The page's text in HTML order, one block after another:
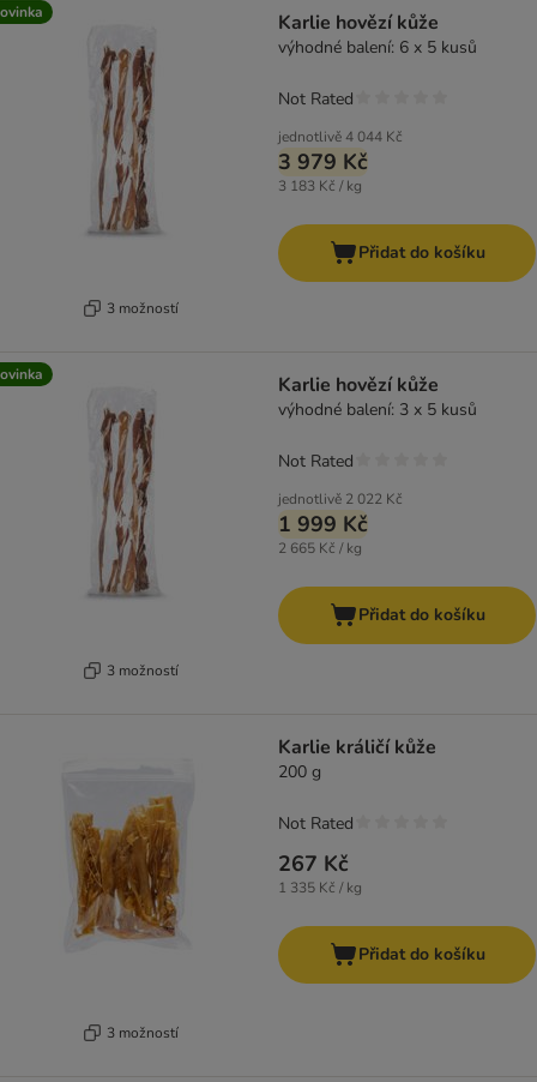
3 možností
Karlie hovězí kůže
výhodné balení: 6 x 5 kusů
jednotlivě4 044 Kč
3 979 Kč
3 183 Kč / kg
Not Rated
Přidat do košíku
3 možností
Karlie hovězí kůže
výhodné balení: 3 x 5 kusů
jednotlivě 2 022 Kč
1 999 Kč
2 665 Kč / kg
Not Rated
Přidat do košíku
3 možností
Karlie králičí kůže
200 g
267 Kč
1 335 Kč / kg
Not Rated
Přidat do košíku